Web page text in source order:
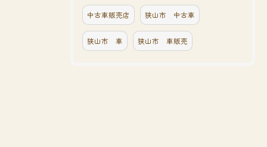
中古車販売店 狭山市 中古車
狭山市 車 狭山市 車販売